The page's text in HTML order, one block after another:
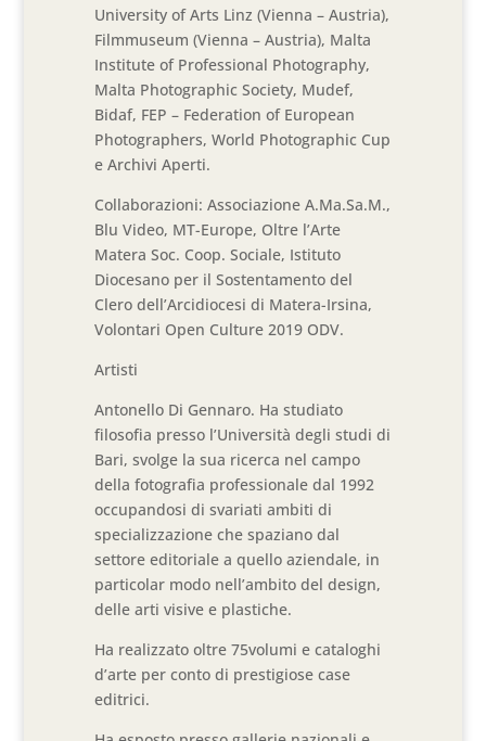
University of Arts Linz (Vienna – Austria),
Filmmuseum (Vienna – Austria), Malta
Institute of Professional Photography,
Malta Photographic Society, Mudef,
Bidaf, FEP – Federation of European
Photographers, World Photographic Cup
e Archivi Aperti.
Collaborazioni: Associazione A.Ma.Sa.M.,
Blu Video, MT-Europe, Oltre l’Arte
Matera Soc. Coop. Sociale, Istituto
Diocesano per il Sostentamento del
Clero dell’Arcidiocesi di Matera-Irsina,
Volontari Open Culture 2019 ODV.
Artisti
Antonello Di Gennaro. Ha studiato
filosofia presso l’Università degli studi di
Bari, svolge la sua ricerca nel campo
della fotografia professionale dal 1992
occupandosi di svariati ambiti di
specializzazione che spaziano dal
settore editoriale a quello aziendale, in
particolar modo nell’ambito del design,
delle arti visive e plastiche.
Ha realizzato oltre 75volumi e cataloghi
d’arte per conto di prestigiose case
editrici.